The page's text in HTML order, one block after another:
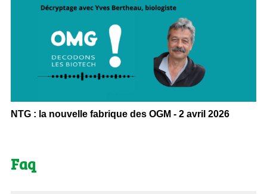
NTG : la nouvelle fabrique des OGM - 2 avril 2026
Faq